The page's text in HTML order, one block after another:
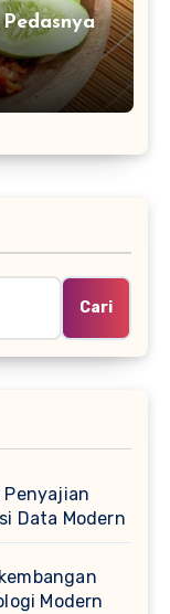
Cari
Penyajian
Data Modern
Modern